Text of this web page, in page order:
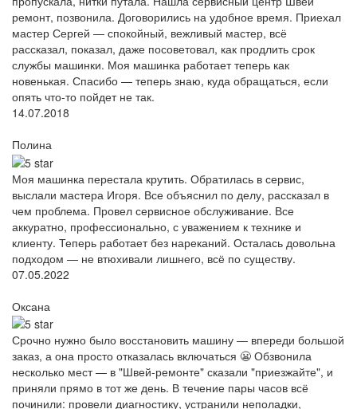
ремонт, позвонила. Договорились на удобное время. Приехал
мастер Сергей — спокойный, вежливый мастер, всё
рассказал, показал, даже посоветовал, как продлить срок
службы машинки. Моя машинка работает теперь как
новенькая. Спасибо — теперь знаю, куда обращаться, если
опять что-то пойдет не так.
14.07.2018
Полина
Моя машинка перестала крутить. Обратилась в сервис,
выслали мастера Игоря. Все объяснил по делу, рассказал в
чем проблема. Провел сервисное обслуживание. Все
аккуратно, профессионально, с уважением к технике и
клиенту. Теперь работает без нареканий. Осталась довольна
подходом — не втюхивали лишнего, всё по существу.
07.05.2022
Оксана
Срочно нужно было восстановить машину — впереди большой
заказ, а она просто отказалась включаться 😬 Обзвонила
несколько мест — в "Швей-ремонте" сказали "приезжайте", и
приняли прямо в тот же день. В течение пары часов всё
починили: провели диагностику, устранили неполадки,